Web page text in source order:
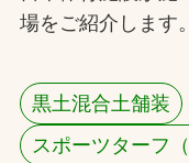
施工・管理実績一覧
採用情報
場をご紹介します。
黒土混合土舗装
スポーツターフ